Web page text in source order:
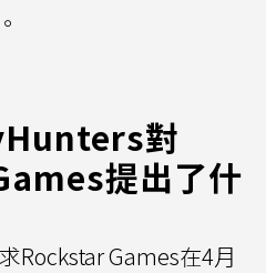
對
提出了什
Rockstar Games在4月